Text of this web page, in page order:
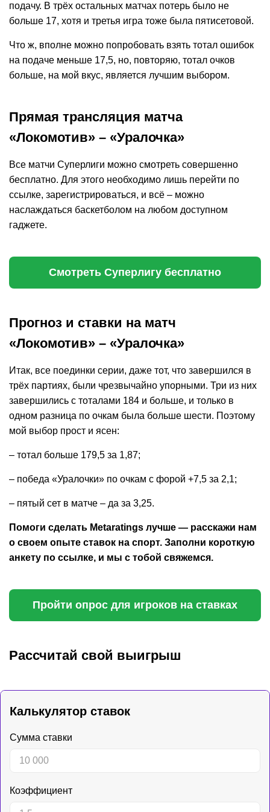
подачу. В трёх остальных матчах потерь было не
больше 17, хотя и третья игра тоже была пятисетовой.
Что ж, вполне можно попробовать взять тотал ошибок
на подаче меньше 17,5, но, повторяю, тотал очков
больше, на мой вкус, является лучшим выбором.
Прямая трансляция матча
«Локомотив» – «Уралочка»
Все матчи Суперлиги можно смотреть совершенно
бесплатно. Для этого необходимо лишь перейти по
ссылке, зарегистрироваться, и всё – можно
наслаждаться баскетболом на любом доступном
гаджете.
Смотреть Суперлигу бесплатно
Прогноз и ставки на матч
«Локомотив» – «Уралочка»
Итак, все поединки серии, даже тот, что завершился в
трёх партиях, были чрезвычайно упорными. Три из них
завершились с тоталами 184 и больше, и только в
одном разница по очкам была больше шести. Поэтому
мой выбор прост и ясен:
– тотал больше 179,5 за 1,87;
– победа «Уралочки» по очкам с форой +7,5 за 2,1;
– пятый сет в матче – да за 3,25.
Помоги сделать Metaratings лучше — расскажи нам
о своем опыте ставок на спорт. Заполни короткую
анкету по ссылке, и мы с тобой свяжемся.
Пройти опрос для игроков на ставках
Рассчитай свой выигрыш
Калькулятор ставок
Сумма ставки
Коэффициент